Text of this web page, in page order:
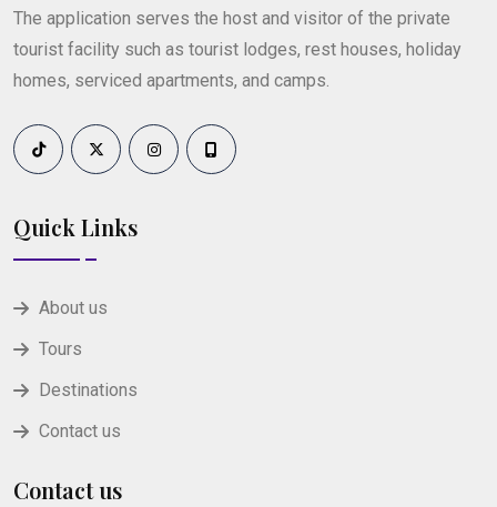
The application serves the host and visitor of the private
tourist facility such as tourist lodges, rest houses, holiday
homes, serviced apartments, and camps.
Quick Links
About us
Tours
Destinations
Contact us
Contact us